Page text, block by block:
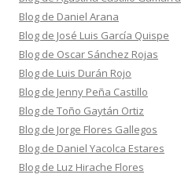
Blog de Daniel Arana
Blog de José Luis García Quispe
Blog de Oscar Sánchez Rojas
Blog de Luis Durán Rojo
Blog de Jenny Peña Castillo
Blog de Toño Gaytán Ortiz
Blog de Jorge Flores Gallegos
Blog de Daniel Yacolca Estares
Blog de Luz Hirache Flores